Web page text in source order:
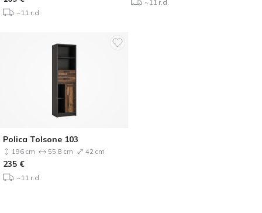
~11 r.d.
~11 r.d.
Polica Tolsone 103
196 cm 55.8 cm 42 cm
235 €
~11 r.d.